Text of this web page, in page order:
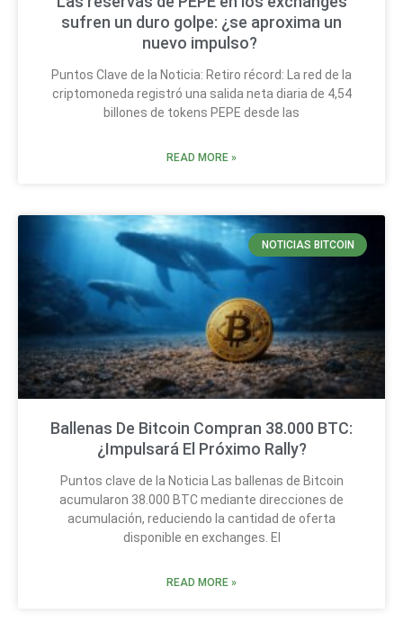
sufren un duro golpe: ¿se aproxima un
nuevo impulso?
Puntos Clave de la Noticia: Retiro récord: La red de la
criptomoneda registró una salida neta diaria de 4,54
billones de tokens PEPE desde las
READ MORE »
NOTICIAS BITCOIN
Ballenas De Bitcoin Compran 38.000 BTC:
¿Impulsará El Próximo Rally?
Puntos clave de la Noticia Las ballenas de Bitcoin
acumularon 38.000 BTC mediante direcciones de
acumulación, reduciendo la cantidad de oferta
disponible en exchanges. El
READ MORE »